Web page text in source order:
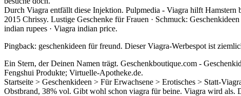
Durch Viagra entfällt diese Injektion. Pulpmedia - Viagra hilft
2015 Chrissy. Lustige Geschenke für Frauen · Schmuck:
indian rupees · Viagra indian price.
Pingback: geschenkideen für freund. Dieser Viagra-Werbespot ist
Ein Stern, der Deinen Namen trägt. Geschenkboutique.com -
Fengshui Produkte; Virtuelle-Apotheke.de.
Startseite > Geschenkideen > Für Erwachsene > Erotisches > Statt-
Obstbrand, 38% vol. Gibt wohl schon viagra für beine. Viagra wird als.